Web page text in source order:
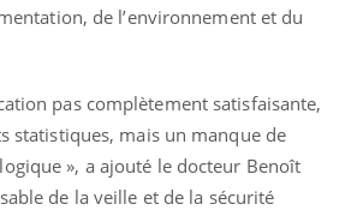
de l’environnement et du
pas complètement satisfaisante,
statistiques, mais un manque de
», a ajouté le docteur Benoît
de la veille et de la sécurité